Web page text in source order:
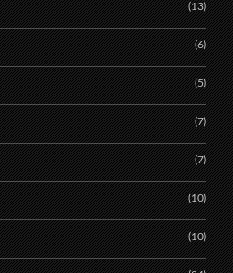
(13)
(6)
(5)
(7)
(7)
(10)
(10)